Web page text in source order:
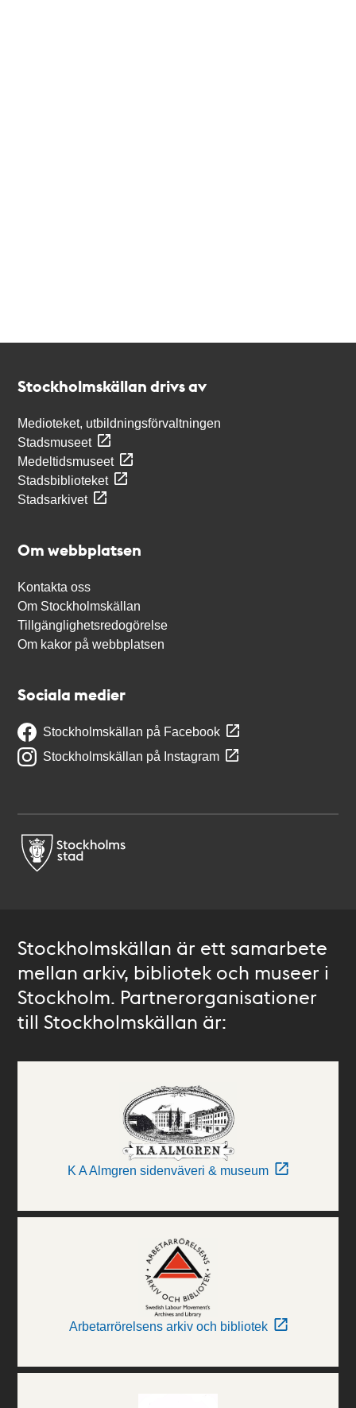
Stockholmskällan drivs av
Medioteket, utbildningsförvaltningen
Stadsmuseet
Medeltidsmuseet
Stadsbiblioteket
Stadsarkivet
Om webbplatsen
Kontakta oss
Om Stockholmskällan
Tillgänglighetsredogörelse
Om kakor på webbplatsen
Sociala medier
Stockholmskällan på Facebook
Stockholmskällan på Instagram
Stockholmskällan är ett samarbete
mellan arkiv, bibliotek och museer i
Stockholm. Partnerorganisationer
till Stockholmskällan är:
K A Almgren sidenväveri & museum
Arbetarrörelsens arkiv och bibliotek